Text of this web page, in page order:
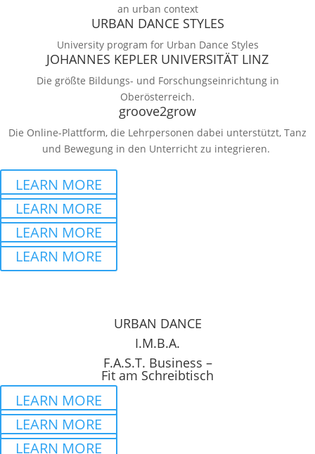
an urban context
URBAN DANCE STYLES
University program for Urban Dance Styles
JOHANNES KEPLER UNIVERSITÄT LINZ
Die größte Bildungs- und Forschungseinrichtung in
Oberösterreich.
groove2grow
Die Online-Plattform, die Lehrpersonen dabei unterstützt, Tanz
und Bewegung in den Unterricht zu integrieren.
LEARN MORE
LEARN MORE
LEARN MORE
LEARN MORE
URBAN DANCE
I.M.B.A.
F.A.S.T. Business –
Fit am Schreibtisch
LEARN MORE
LEARN MORE
LEARN MORE